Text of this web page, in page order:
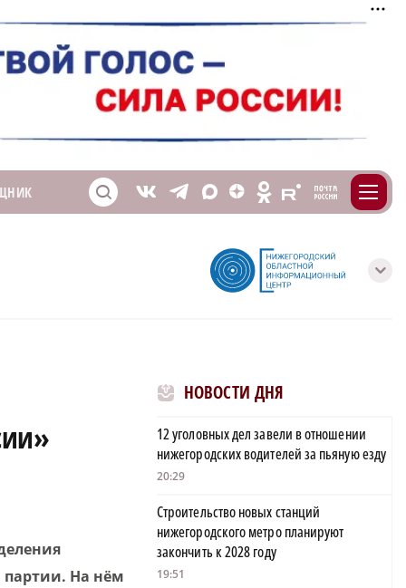
S V T X Z O E m
с
партии. На нём
НОВОСТИ ДНЯ
12 уголовных дел завели в отношении
нижегородских водителей за пьяную езду
20:29
Строительство новых станций
нижегородского метро планируют
закончить к 2028 году
19:51